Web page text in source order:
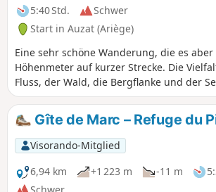
5:40 Std.
Schwer
Start in Auzat (Ariège)
Eine sehr schöne Wanderung, die es
Höhenmeter auf kurzer Strecke. Die
Fluss, der Wald, die Bergflanke und der
Anstrengung vergessen. Die Aussicht auf
Massiv beim Aufstieg und beim Abstieg
großartig. Das Plus: Der Empfang in der
herzlich. Von der Berghütte aus kann man
anderen Seen weiterwandern oder die
alle 3000er rund um den Montcalm
Gîte de Marc – Refuge du
Visorando-Mitglied
6,94 km
+1 223 m -11 m